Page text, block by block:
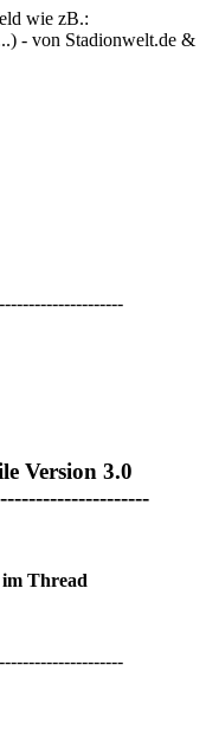
wie zB.:
- von Stadionwelt.de &
Version 3.0
Thread